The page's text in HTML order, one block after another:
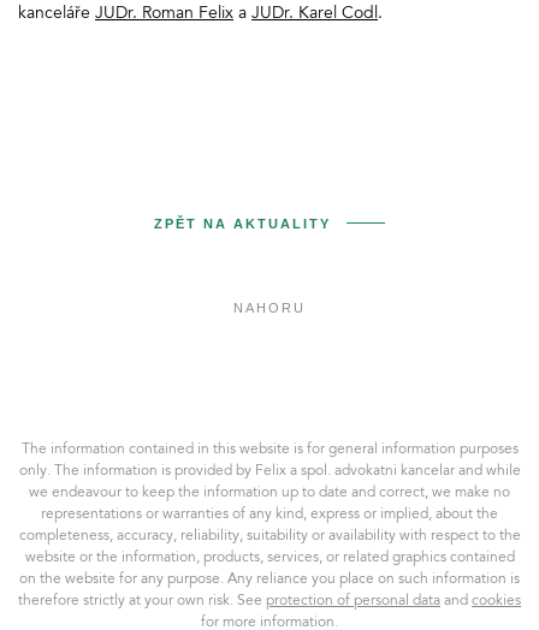
kanceláře JUDr. Roman Felix a JUDr. Karel Codl.
ZPĚT NA AKTUALITY
NAHORU
s.r.o.
The information contained in this website is for general information purposes
only. The information is provided by Felix a spol. advokatni kancelar and while
we endeavour to keep the information up to date and correct, we make no
representations or warranties of any kind, express or implied, about the
completeness, accuracy, reliability, suitability or availability with respect to the
website or the information, products, services, or related graphics contained
on the website for any purpose. Any reliance you place on such information is
therefore strictly at your own risk. See protection of personal data and cookies
for more information.